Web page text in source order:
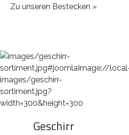
Zu unseren Bestecken »
Geschirr